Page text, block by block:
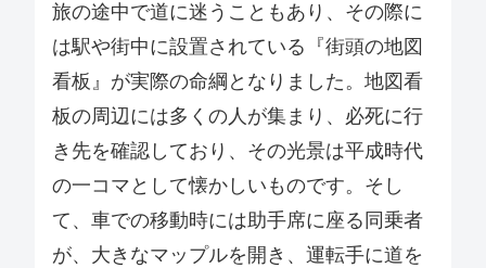
旅の途中で道に迷うこともあり、その際に
は駅や街中に設置されている『街頭の地図
看板』が実際の命綱となりました。地図看
板の周辺には多くの人が集まり、必死に行
き先を確認しており、その光景は平成時代
の一コマとして懐かしいものです。そし
て、車での移動時には助手席に座る同乗者
が、大きなマップルを開き、運転手に道を